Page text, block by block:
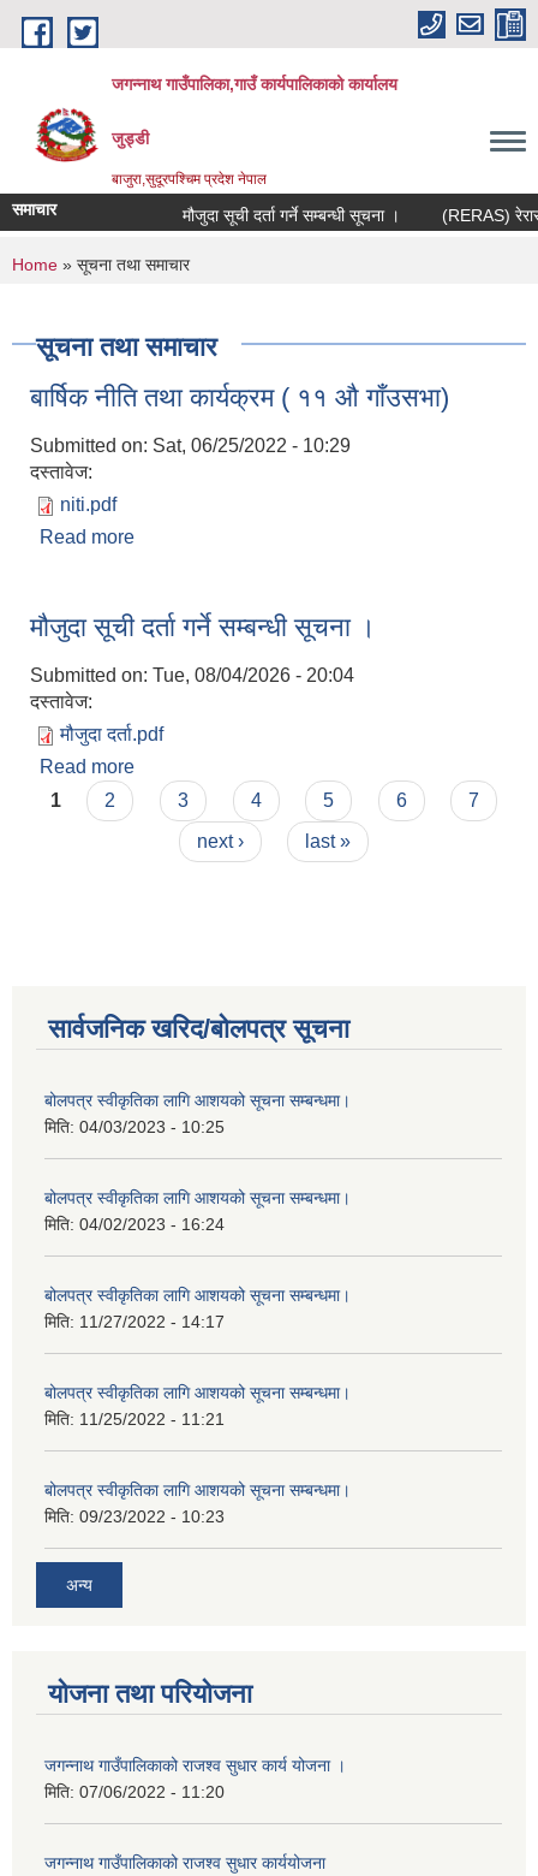
Skip to main content
जगन्नाथ गाउँपालिका,गाउँ कार्यपालिकाको कार्यालय
जुड्डी
बाजुरा,सुदूरपश्चिम प्रदेश नेपाल
समाचार मौजुदा सूची दर्ता गर्ने सम्बन्धी सूचना । (RERAS) रेरास
You are here
Home » सूचना तथा समाचार
सूचना तथा समाचार
बार्षिक नीति तथा कार्यक्रम ( ११ औ गाँउसभा)
Submitted on: Sat, 06/25/2022 - 10:29
दस्तावेज:
niti.pdf
Read more
मौजुदा सूची दर्ता गर्ने सम्बन्धी सूचना ।
Submitted on: Tue, 08/04/2026 - 20:04
दस्तावेज:
मौजुदा दर्ता.pdf
Read more
Pages
1 2 3 4 5 6
7
next ›
last »
सार्वजनिक खरिद/बोलपत्र सूचना
बोलपत्र स्वीकृतिका लागि आशयको सूचना सम्बन्धमा।
मिति: 04/03/2023 - 10:25
बोलपत्र स्वीकृतिका लागि आशयको सूचना सम्बन्धमा।
मिति: 04/02/2023 - 16:24
बोलपत्र स्वीकृतिका लागि आशयको सूचना सम्बन्धमा।
मिति: 11/27/2022 - 14:17
बोलपत्र स्वीकृतिका लागि आशयको सूचना सम्बन्धमा।
मिति: 11/25/2022 - 11:21
बोलपत्र स्वीकृतिका लागि आशयको सूचना सम्बन्धमा।
मिति: 09/23/2022 - 10:23
अन्य
योजना तथा परियोजना
जगन्नाथ गाउँपालिकाको राजश्व सुधार कार्य योजना ।
मिति: 07/06/2022 - 11:20
जगन्नाथ गाउँपालिकाको राजश्व सुधार कार्ययोजना